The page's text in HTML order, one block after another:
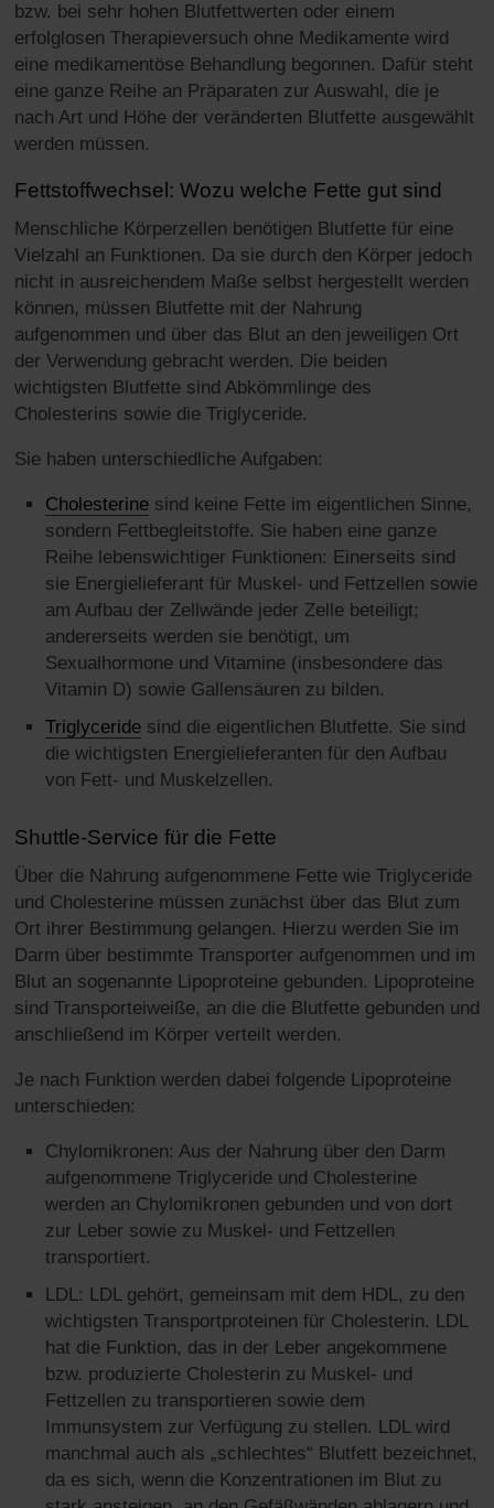
bzw. bei sehr hohen Blutfettwerten oder einem
erfolglosen Therapieversuch ohne Medikamente wird
eine medikamentöse Behandlung begonnen. Dafür steht
eine ganze Reihe an Präparaten zur Auswahl, die je
nach Art und Höhe der veränderten Blutfette ausgewählt
werden müssen.
Fettstoffwechsel: Wozu welche Fette gut sind
Menschliche Körperzellen benötigen Blutfette für eine
Vielzahl an Funktionen. Da sie durch den Körper jedoch
nicht in ausreichendem Maße selbst hergestellt werden
können, müssen Blutfette mit der Nahrung
aufgenommen und über das Blut an den jeweiligen Ort
der Verwendung gebracht werden. Die beiden
wichtigsten Blutfette sind Abkömmlinge des
Cholesterins sowie die Triglyceride.
Sie haben unterschiedliche Aufgaben:
Cholesterine sind keine Fette im eigentlichen Sinne,
sondern Fettbegleitstoffe. Sie haben eine ganze
Reihe lebenswichtiger Funktionen: Einerseits sind
sie Energielieferant für Muskel- und Fettzellen sowie
am Aufbau der Zellwände jeder Zelle beteiligt;
andererseits werden sie benötigt, um
Sexualhormone und Vitamine (insbesondere das
Vitamin D) sowie Gallensäuren zu bilden.
Triglyceride sind die eigentlichen Blutfette. Sie sind
die wichtigsten Energielieferanten für den Aufbau
von Fett- und Muskelzellen.
Shuttle-Service für die Fette
Über die Nahrung aufgenommene Fette wie Triglyceride
und Cholesterine müssen zunächst über das Blut zum
Ort ihrer Bestimmung gelangen. Hierzu werden Sie im
Darm über bestimmte Transporter aufgenommen und im
Blut an sogenannte Lipoproteine gebunden. Lipoproteine
sind Transporteiweiße, an die die Blutfette gebunden und
anschließend im Körper verteilt werden.
Je nach Funktion werden dabei folgende Lipoproteine
unterschieden:
Chylomikronen: Aus der Nahrung über den Darm
aufgenommene Triglyceride und Cholesterine
werden an Chylomikronen gebunden und von dort
zur Leber sowie zu Muskel- und Fettzellen
transportiert.
LDL: LDL gehört, gemeinsam mit dem HDL, zu den
wichtigsten Transportproteinen für Cholesterin. LDL
hat die Funktion, das in der Leber angekommene
bzw. produzierte Cholesterin zu Muskel- und
Fettzellen zu transportieren sowie dem
Immunsystem zur Verfügung zu stellen. LDL wird
manchmal auch als „schlechtes“ Blutfett bezeichnet,
da es sich, wenn die Konzentrationen im Blut zu